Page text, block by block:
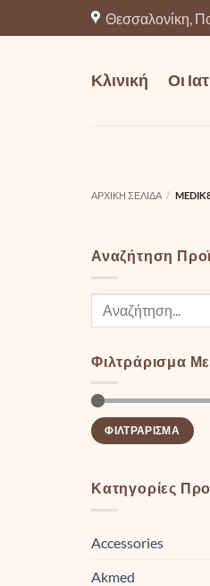
στο
Θεσσαλονίκη,
Κλινική Οι
ΑΡΧΙΚΉ ΣΕΛΊΔΑ /
Αναζήτηση
Αναζήτηση
για:
Φιλτράρισμα Με
Ελάχιστη
τιμή
Μέγιστη
τιμήΦΙΛΤΡΆΡΙΣΜΑ
Κατηγορίες
Accessories
Akmed